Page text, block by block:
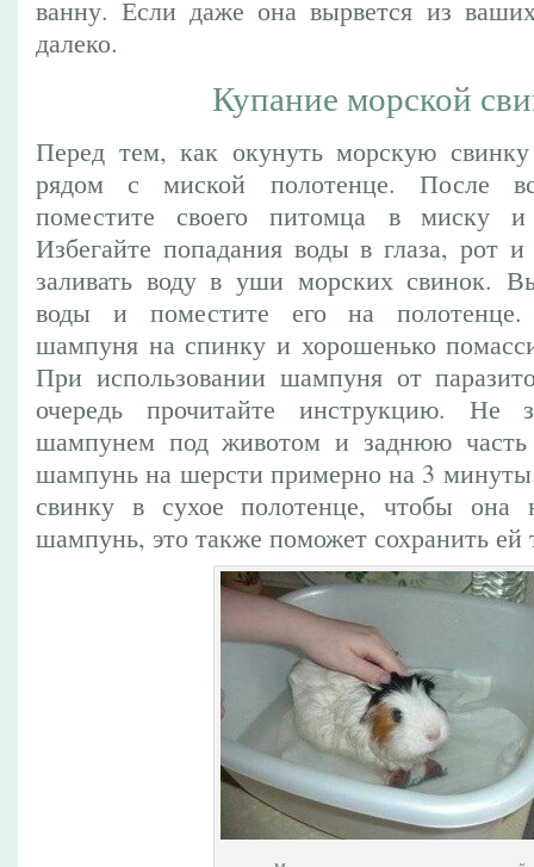
ванну. Если даже она вырвется из
далеко.
Купание морской
Перед тем, как окунуть морскую свинку
рядом с миской полотенце. После
поместите своего питомца в миску
Избегайте попадания воды в глаза, рот
заливать воду в уши морских свинок.
воды и поместите его на полотенце.
шампуня на спинку и хорошенько
При использовании шампуня от
очередь прочитайте инструкцию. Не
шампунем под животом и заднюю часть
шампунь на шерсти примерно на 3
свинку в сухое полотенце, чтобы она
шампунь, это также поможет сохранить ей